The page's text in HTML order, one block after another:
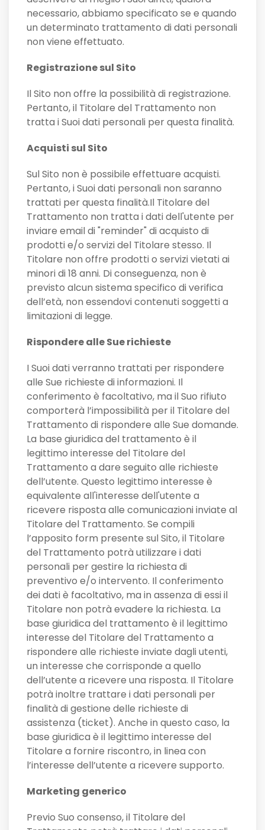
necessario, abbiamo specificato se e quando
un determinato trattamento di dati personali
non viene effettuato.
Registrazione sul Sito
Il Sito non offre la possibilità di registrazione.
Pertanto, il Titolare del Trattamento non
tratta i Suoi dati personali per questa finalità.
Acquisti sul Sito
Sul Sito non è possibile effettuare acquisti.
Pertanto, i Suoi dati personali non saranno
trattati per questa finalità.Il Titolare del
Trattamento non tratta i dati dell'utente per
inviare email di "reminder" di acquisto di
prodotti e/o servizi del Titolare stesso. Il
Titolare non offre prodotti o servizi vietati ai
minori di 18 anni. Di conseguenza, non è
previsto alcun sistema specifico di verifica
dell’età, non essendovi contenuti soggetti a
limitazioni di legge.
Rispondere alle Sue richieste
I Suoi dati verranno trattati per rispondere
alle Sue richieste di informazioni. Il
conferimento è facoltativo, ma il Suo rifiuto
comporterà l’impossibilità per il Titolare del
Trattamento di rispondere alle Sue domande.
La base giuridica del trattamento è il
legittimo interesse del Titolare del
Trattamento a dare seguito alle richieste
dell’utente. Questo legittimo interesse è
equivalente all'interesse dell'utente a
ricevere risposta alle comunicazioni inviate al
Titolare del Trattamento. Se compili
l’apposito form presente sul Sito, il Titolare
del Trattamento potrà utilizzare i dati
personali per gestire la richiesta di
preventivo e/o intervento. Il conferimento
dei dati è facoltativo, ma in assenza di essi il
Titolare non potrà evadere la richiesta. La
base giuridica del trattamento è il legittimo
interesse del Titolare del Trattamento a
rispondere alle richieste inviate dagli utenti,
un interesse che corrisponde a quello
dell’utente a ricevere una risposta. Il Titolare
potrà inoltre trattare i dati personali per
finalità di gestione delle richieste di
assistenza (ticket). Anche in questo caso, la
base giuridica è il legittimo interesse del
Titolare a fornire riscontro, in linea con
l’interesse dell’utente a ricevere supporto.
Marketing generico
Previo Suo consenso, il Titolare del